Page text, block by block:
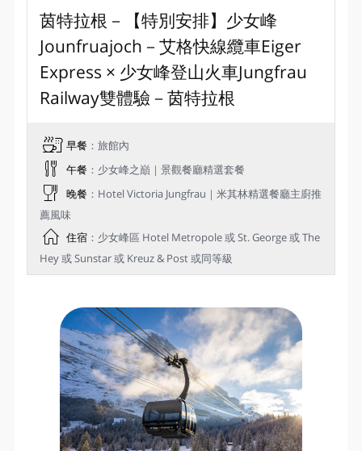
茵特拉根－【特別安排】少女峰
Jounfruajoch－艾格快線纜車Eiger
Express × 少女峰登山火車Jungfrau
Railway雙體驗－茵特拉根
早餐 ：旅館內
午餐 ：少女峰之巔｜景觀餐廳精選套餐
晚餐 ：Hotel Victoria Jungfrau｜米其林精選餐廳主廚推
薦風味
住宿：少女峰區 Hotel Metropole 或 St. George 或 The
Hey 或 Sunstar 或 Kreuz & Post 或同等級